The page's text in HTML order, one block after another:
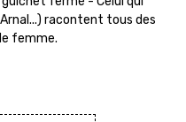
racontent tous des
femme.